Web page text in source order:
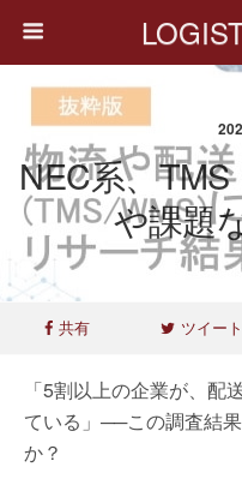
NEC系、
や課題
共有 ツイート
「5割以上の企業が、配
ている」──この調査結
か？